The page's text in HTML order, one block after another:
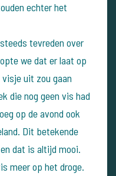
echter het
tevreden over
we dat er laat op
uit zou gaan
die nog geen vis had
op de avond ook
Dit betekende
dat is altijd mooi.
meer op het droge.